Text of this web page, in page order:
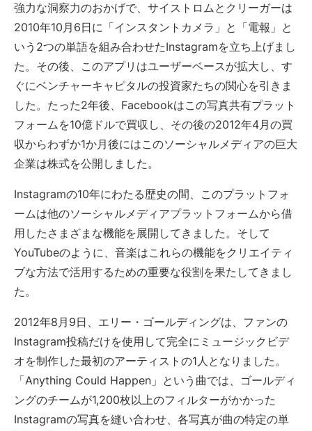
強力な洞察力のおかげで、サイストロムとクリーガーは
2010年10月6日に「インスタントカメラ」と「電報」と
いう2つの単語を組み合わせたInstagramを立ち上げまし
た。その後、このアプリはユーザーベースが拡大し、す
ぐにベンチャーキャピタルの投資家たちの関心を引きま
した。たった2年後、Facebookはこの写真共有プラット
フォームを10億ドルで買収し、その後の2012年4月の買
収からわずか1か月後にはこのソーシャルメディアの巨大
企業は株式を公開しました。
Instagramの10年にわたる歴史の間、このプラットフォ
ームは他のソーシャルメディアプラットフォームから借
用したさまざまな機能を展開してきました。そして
YouTubeのように、音楽はこれらの機能をクリエイティ
ブな方法で活用するための重要な役割を果たしてきまし
た。
2012年8月9日、エリー・ゴールディングは、ファンの
Instagram投稿だけを使用して完全にミュージックビデ
オを制作した最初のアーティストの1人となりました。
「Anything Could Happen」という曲では、ゴールディ
ングのチームが1,200枚以上のフィルターがかかった
Instagramの写真を縫い合わせ、各写真が曲の特定の単